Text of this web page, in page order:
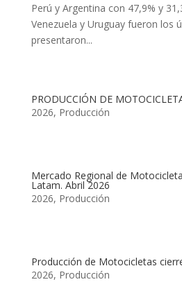
Perú y Argentina con 47,9% y
Venezuela y Uruguay fueron los
presentaron...
PRODUCCIÓN DE
2026, Producción
Mercado Regional de
Latam. Abril 2026
2026, Producción
Producción de Motocicletas
2026, Producción